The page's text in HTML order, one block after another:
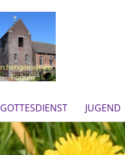
GOTTESDIENST JUGEND